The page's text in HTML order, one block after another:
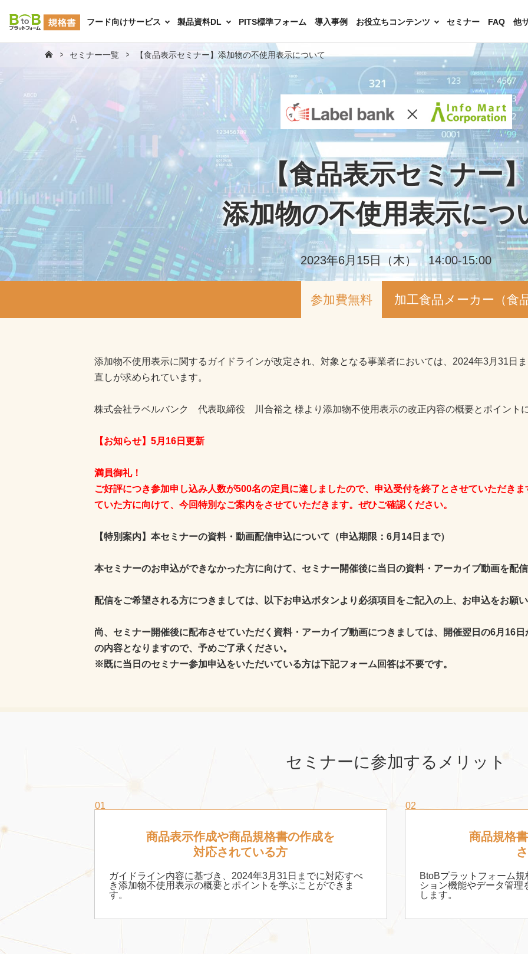
フード向けサービス 製品資料DL PITS標準フォーム 導入事例 お役立ちコンテンツ セミナー FAQ 他
セミナー一覧 【食品表示セミナー】添加物の不使用表示について
【食品表示セミナー
添加物の不使用表示につ
2023年6月15日（木） 14:00-15:00
参加費無料 加工食品メーカー（食
添加物不使用表示に関するガイドラインが改定され、対象となる事業者においては、2024年3月31日
直しが求められています。
株式会社ラベルバンク 代表取締役 川合裕之 様より添加物不使用表示の改正内容の概要とポイント
【お知らせ】5月16日更新
満員御礼！
ご好評につき参加申し込み人数が500名の定員に達しましたので、申込受付を終了とさせていただき
ていた方に向けて、今回特別なご案内をさせていただきます。ぜひご確認ください。
【特別案内】本セミナーの資料・動画配信申込について（申込期限：6月14日まで）
本セミナーのお申込ができなかった方に向けて、セミナー開催後に当日の資料・アーカイブ動画を配
配信をご希望される方につきましては、以下お申込ボタンより必須項目をご記入の上、お申込をお願
尚、セミナー開催後に配布させていただく資料・アーカイブ動画につきましては、開催翌日の6月16
の内容となりますので、予めご了承ください。
※既に当日のセミナー参加申込をいただいている方は下記フォーム回答は不要です。
セミナーに参加するメリット
01
商品表示作成や商品規格書の作成を
対応されている方
ガイドライン内容に基づき、2024年3月31日までに対応すべ
き添加物不使用表示の概要とポイントを学ぶことができま
す。
02
商品規格
BtoBプラットフォーム
ション機能やデータ管
します。